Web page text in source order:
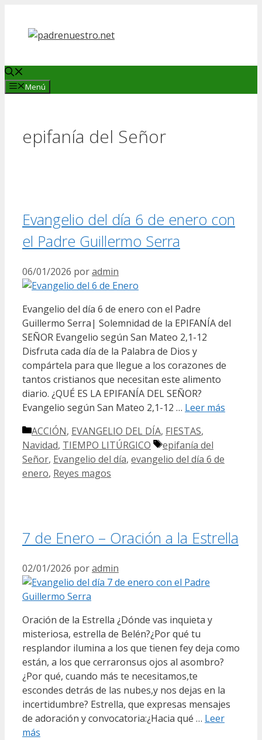
contenido
Menú
epifanía del Señor
Evangelio del día 6 de enero con
el Padre Guillermo Serra
06/01/2026 poradmin
Evangelio del día 6 de enero con el Padre
Guillermo Serra| Solemnidad de la EPIFANÍA del
SEÑOR Evangelio según San Mateo 2,1-12
Disfruta cada día de la Palabra de Dios y
compártela para que llegue a los corazones de
tantos cristianos que necesitan este alimento
diario. ¿QUÉ ES LA EPIFANÍA DEL SEÑOR?
Evangelio según San Mateo 2,1-12 … Leer más
Categorías
ACCIÓN, EVANGELIO DEL DÍA, FIESTAS,
Navidad, TIEMPO LITÚRGICO Etiquetas
epifanía del
Señor, Evangelio del día, evangelio del día 6 de
enero, Reyes magos
7 de Enero – Oración a la Estrella
02/01/2026 poradmin
Oración de la Estrella ¿Dónde vas inquieta y
misteriosa, estrella de Belén?¿Por qué tu
resplandor ilumina a los que tienen fey deja como
están, a los que cerraronsus ojos al asombro?
¿Por qué, cuando más te necesitamos,te
escondes detrás de las nubes,y nos dejas en la
incertidumbre? Estrella, que expresas mensajes
de adoración y convocatoria:¿Hacia qué … Leer
más